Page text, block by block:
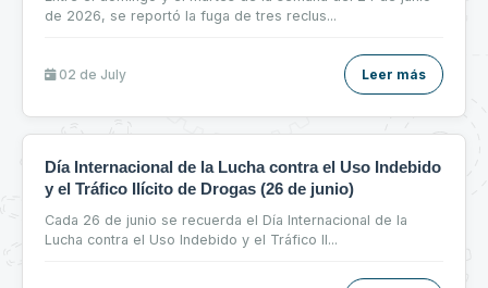
de 2026, se reportó la fuga de tres reclus...
02 de July Leer más
Día Internacional de la Lucha contra el Uso Indebido
y el Tráfico Ilícito de Drogas (26 de junio)
Cada 26 de junio se recuerda el Día Internacional de la
Lucha contra el Uso Indebido y el Tráfico Il...